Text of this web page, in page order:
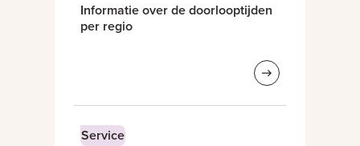
Informatie over de doorlooptijden
per regio
Service